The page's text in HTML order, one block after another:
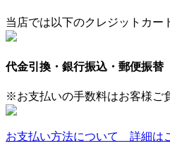
当店では以下のクレジットカー
代金引換・銀行振込・郵便振替
※お支払いの手数料はお客様ご
お支払い方法について 詳細は